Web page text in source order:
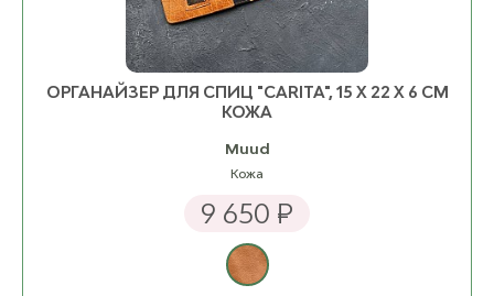
ОРГАНАЙЗЕР ДЛЯ СПИЦ "CARITA", 15 Х 22 Х 6 СМ
КОЖА
Muud
Кожа
9 650 ₽